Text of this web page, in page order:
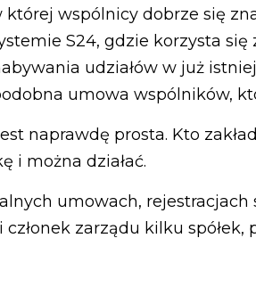
której wspólnicy dobrze się
S24, gdzie korzysta
udziałów w już
umowa wspólników,
naprawdę prosta. Kto
i można działać.
umowach, rejestracjach
zarządu kilku